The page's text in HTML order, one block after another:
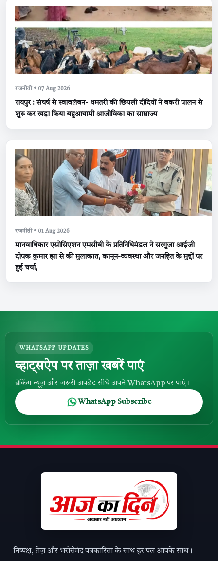
राजनीती • 07 Aug 2026
रायपुर : संघर्ष से स्वावलंबन- धमतरी की छिपली दीदियों ने बकरी पालन से
शुरू कर खड़ा किया बहुआयामी आजीविका का साम्राज्य
राजनीती • 01 Aug 2026
मानवाधिकार एसोसिएशन एमसीबी के प्रतिनिधिमंडल ने सरगुजा आईजी
दीपक कुमार झा से की मुलाकात, कानून-व्यवस्था और जनहित के मुद्दों पर
हुई चर्चा,
WHATSAPP UPDATES
व्हाट्सऐप पर ताज़ा खबरें पाएं
ब्रेकिंग न्यूज़ और जरूरी अपडेट सीधे अपने WhatsApp पर पाएं।
WhatsApp Subscribe
निष्पक्ष, तेज़ और भरोसेमंद पत्रकारिता के साथ हर पल आपके साथ।